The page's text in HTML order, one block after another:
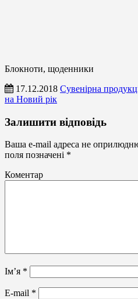
Блокноти, щоденники
17.12.2018 Сувенірна
на Новий рік
Календарі
Залишити відповідь
Ваша e-mail адреса не
поля позначені *
Коментар
Ім’я *
E-mail *